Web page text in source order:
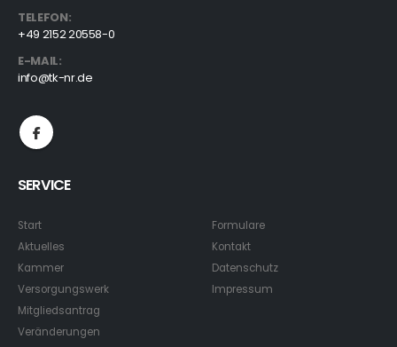
TELEFON:
+49 2152 20558-0
E-MAIL:
info@tk-nr.de
SERVICE
Start
Aktuelles
Kammer
Versorgungswerk
Mitgliedsantrag
Veränderungen
Formulare
Kontakt
Datenschutz
Impressum